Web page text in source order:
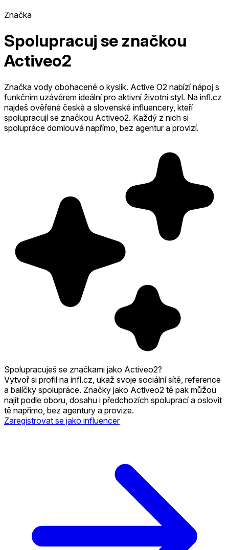
Značka
Spolupracuj se značkou
Activeo2
Značka vody obohacené o kyslík. Active O2 nabízí nápoj s
funkčním uzávěrem ideální pro aktivní životní styl. Na infl.cz
najdeš ověřené české a slovenské influencery, kteří
spolupracují se značkou Activeo2. Každý z nich si
spolupráce domlouvá napřímo, bez agentur a provizí.
Spolupracuješ se značkami jako Activeo2?
Vytvoř si profil na infl.cz, ukaž svoje sociální sítě, reference
a balíčky spolupráce. Značky jako Activeo2 tě pak můžou
najít podle oboru, dosahu i předchozích spoluprací a oslovit
tě napřímo, bez agentury a provize.
Zaregistrovat se jako influencer